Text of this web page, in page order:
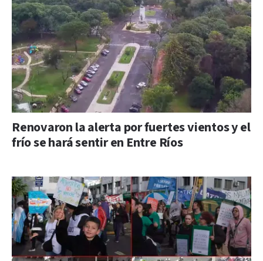
Renovaron la alerta por fuertes vientos y el
frío se hará sentir en Entre Ríos